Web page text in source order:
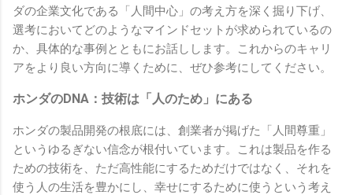
ダの企業文化である「人間中心」の考え方を深く掘り下げ、
選考においてどのようなマインドセットが求められているの
か、具体的な事例とともにお話しします。これからのキャリ
アをより良い方向に導くために、ぜひ参考にしてください。
ホンダのDNA：技術は「人のため」にある
ホンダの製品開発の根底には、創業者が掲げた「人間尊重」
というゆるぎない信念が根付いています。これは製品を作る
ための技術を、ただ高性能にするためだけではなく、それを
使う人の生活を豊かにし、幸せにするために使うという考え